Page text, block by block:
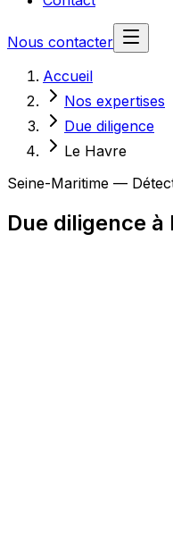
Nous contacter
Accueil
Nos expertises
Due diligence
Le Havre
Seine-Maritime —
Due diligence à